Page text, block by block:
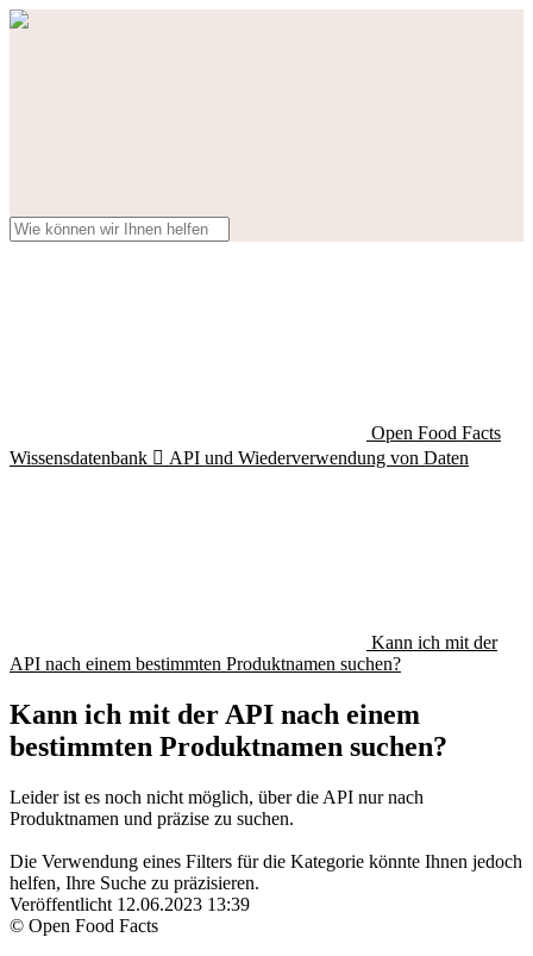
Open Food Facts
Wissensdatenbank  API und Wiederverwendung von Daten
Kann ich mit der
API nach einem bestimmten Produktnamen suchen?
Kann ich mit der API nach einem
bestimmten Produktnamen suchen?
Leider ist es noch nicht möglich, über die API nur nach
Produktnamen und präzise zu suchen.
Die Verwendung eines Filters für die Kategorie könnte Ihnen jedoch
helfen, Ihre Suche zu präzisieren.
Veröffentlicht 12.06.2023 13:39
© Open Food Facts